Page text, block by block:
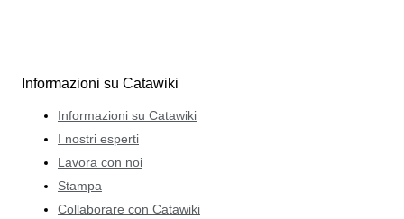
Informazioni su Catawiki
Informazioni su Catawiki
I nostri esperti
Lavora con noi
Stampa
Collaborare con Catawiki